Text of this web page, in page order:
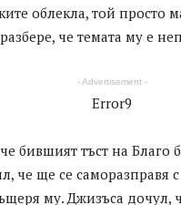
облекла, той просто
че темата му е
- Advertisement -
Error9
бившият тъст на Благо
че ще се саморазправя
му. Джизъса дочул,